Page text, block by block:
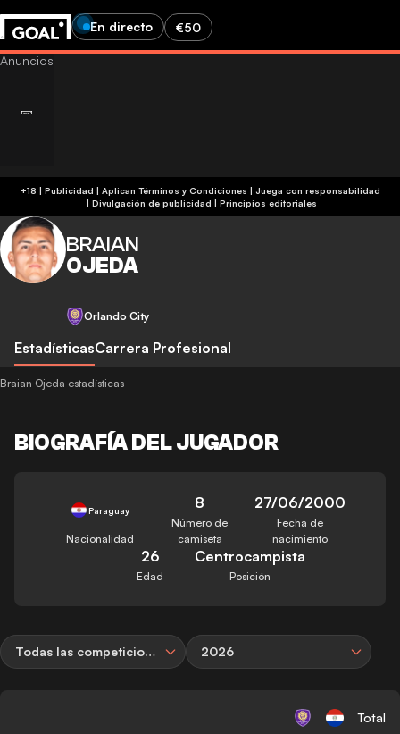
En directo €50
+18 | Publicidad | Aplican Términos y Condiciones | Juega con responsabilidad
| Divulgación de publicidad | Principios editoriales
BRAIAN
OJEDA
Orlando City
EstadísticasCarrera Profesional
Braian Ojeda estadísticas
BIOGRAFÍA DEL JUGADOR
Paraguay
Nacionalidad
8
Número de
camiseta
27/06/2000
Fecha de
nacimiento
26
Edad
Centrocampista
Posición
Todas las competiciones 2026
Total